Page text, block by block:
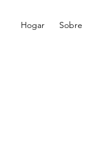
Hogar Sobre